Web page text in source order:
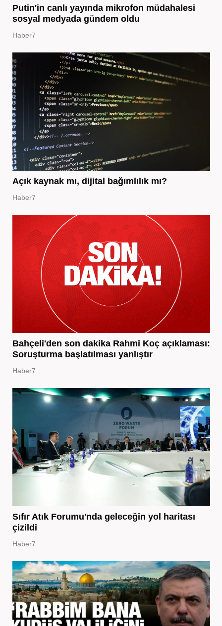
Putin'in canlı yayında mikrofon müdahalesi
sosyal medyada gündem oldu
Haber7
Açık kaynak mı, dijital bağımlılık mı?
Haber7
Bahçeli'den son dakika Rahmi Koç açıklaması:
Soruşturma başlatılması yanlıştır
Haber7
Sıfır Atık Forumu'nda geleceğin yol haritası
çizildi
Haber7